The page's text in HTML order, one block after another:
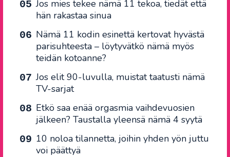
Jos mies tekee nämä 11 tekoa, tiedät että
hän rakastaa sinua
Nämä 11 kodin esinettä kertovat hyvästä
parisuhteesta – löytyvätkö nämä myös
teidän kotoanne?
Jos elit 90-luvulla, muistat taatusti nämä
TV-sarjat
Etkö saa enää orgasmia vaihdevuosien
jälkeen? Taustalla yleensä nämä 4 syytä
10 noloa tilannetta, joihin yhden yön juttu
voi päättyä